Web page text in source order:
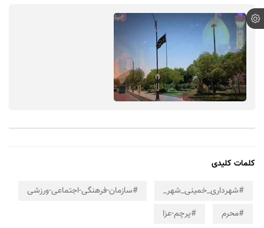
کلمات کلیدی
#شهرداری_خمینی_شهر_
#سازمان-فرهنگی-اجتماعی-ورزشی
#محرم
#پرچم-عزا